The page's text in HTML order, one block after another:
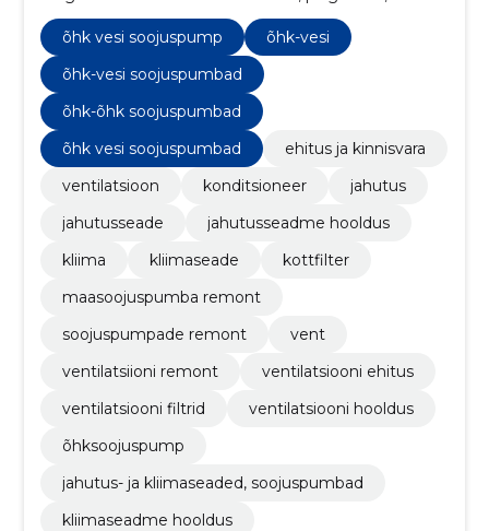
hooldust ja remonti, tagades klientidele mugavuse ja
optimaalse sisekliima.
õhk vesi soojuspump
õhk-vesi
õhk-vesi soojuspumbad
õhk-õhk soojuspumbad
õhk vesi soojuspumbad
ehitus ja kinnisvara
ventilatsioon
konditsioneer
jahutus
jahutusseade
jahutusseadme hooldus
kliima
kliimaseade
kottfilter
maasoojuspumba remont
soojuspumpade remont
vent
ventilatsiioni remont
ventilatsiooni ehitus
ventilatsiooni filtrid
ventilatsiooni hooldus
õhksoojuspump
jahutus- ja kliimaseaded, soojuspumbad
kliimaseadme hooldus